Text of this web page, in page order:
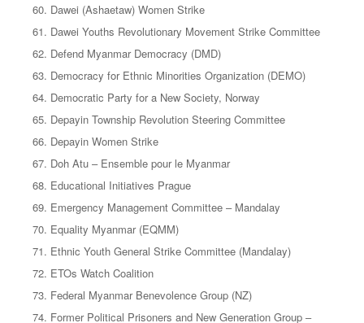
Dawei (Ashaetaw) Women Strike
Dawei Youths Revolutionary Movement Strike Committee
Defend Myanmar Democracy (DMD)
Democracy for Ethnic Minorities Organization (DEMO)
Democratic Party for a New Society, Norway
Depayin Township Revolution Steering Committee
Depayin Women Strike
Doh Atu – Ensemble pour le Myanmar
Educational Initiatives Prague
Emergency Management Committee – Mandalay
Equality Myanmar (EQMM)
Ethnic Youth General Strike Committee (Mandalay)
ETOs Watch Coalition
Federal Myanmar Benevolence Group (NZ)
Former Political Prisoners and New Generation Group –